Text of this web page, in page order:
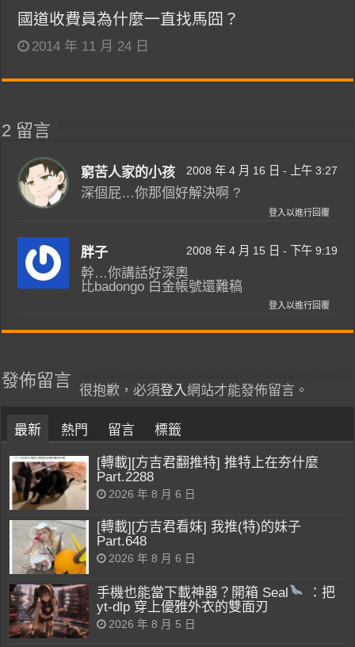
國道收費員為什麼一直找馬囧？
2014 年 11 月 24 日
2 留言
窮苦人家的小孩 2008 年 4 月 16 日 - 上午 3:27
深個屁…你那個好解決啊 ?
登入以進行回覆
胖子 2008 年 4 月 15 日 - 下午 9:19
幹…你講話好深奧
比badongo 白金帳號還難稿
登入以進行回覆
發佈留言
很抱歉，必須登入網站才能發佈留言。
最新 熱門 留言 標籤
[轉載][方吉君翻推特] 推特上在夯什麼
Part.2288
2026 年 8 月 6 日
[轉載][方吉君看妹] 我推(特)的妹子
Part.648
2026 年 8 月 6 日
手機也能當下載神器？開箱 Seal
：把
yt-dlp 穿上優雅外衣的雙面刃
2026 年 8 月 5 日